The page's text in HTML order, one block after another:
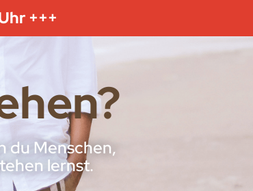
+++
du Menschen,
lernst.